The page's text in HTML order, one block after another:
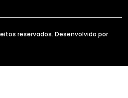
reservados. Desenvolvido por